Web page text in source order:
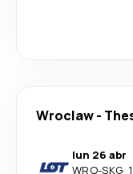
Wroclaw-
lun 26 abr
WRO-SKG·